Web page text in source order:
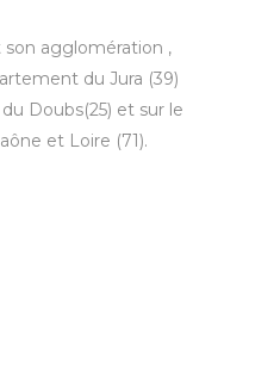
agglomération ,
du Jura (39)
Doubs(25) et sur le
et Loire (71).